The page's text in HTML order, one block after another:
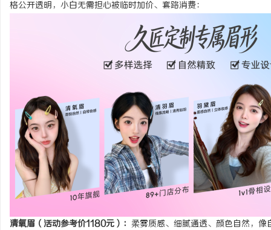
格公开透明，小白无需担心被临时加价、套路消费：
清氧眉（活动参考价1180元）： 柔雾质感、细腻通透、颜色自然，